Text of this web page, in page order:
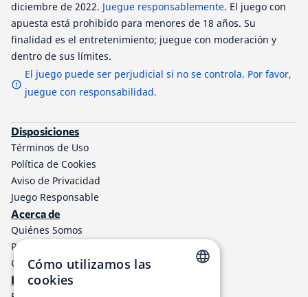
diciembre de 2022. Juegue responsablemente. El juego con
apuesta está prohibido para menores de 18 años. Su
finalidad es el entretenimiento; juegue con moderación y
dentro de sus límites.
El juego puede ser perjudicial si no se controla. Por favor,
juegue con responsabilidad.
Disposiciones
Términos de Uso
Política de Cookies
Aviso de Privacidad
Juego Responsable
Acerca de
Quiénes Somos
Programa de afiliados a TheLotter
Contáctenos
Información
Cómo utilizamos las
cookies